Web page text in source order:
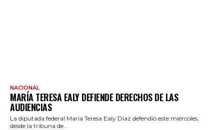
NACIONAL
MARÍA TERESA EALY DEFIENDE DERECHOS DE LAS
AUDIENCIAS
La diputada federal María Teresa Ealy Díaz defendió este miércoles,
desde la tribuna de...